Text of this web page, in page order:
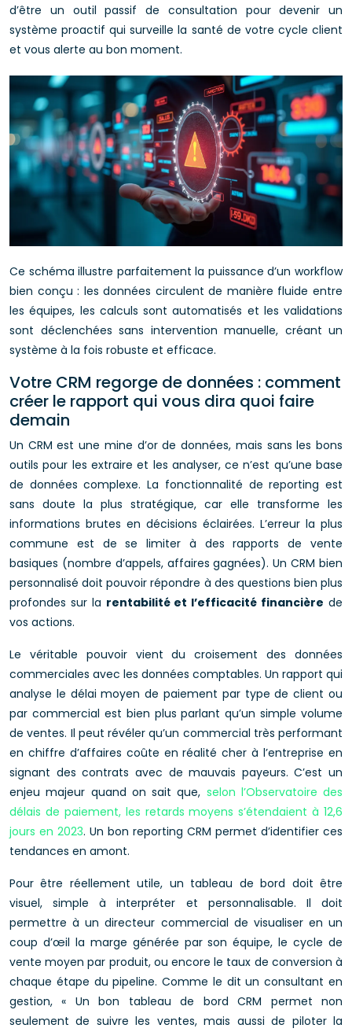
d’être un outil passif de consultation pour devenir un
système proactif qui surveille la santé de votre cycle client
et vous alerte au bon moment.
Ce schéma illustre parfaitement la puissance d’un workflow
bien conçu : les données circulent de manière fluide entre
les équipes, les calculs sont automatisés et les validations
sont déclenchées sans intervention manuelle, créant un
système à la fois robuste et efficace.
Votre CRM regorge de données : comment
créer le rapport qui vous dira quoi faire
demain
Un CRM est une mine d’or de données, mais sans les bons
outils pour les extraire et les analyser, ce n’est qu’une base
de données complexe. La fonctionnalité de reporting est
sans doute la plus stratégique, car elle transforme les
informations brutes en décisions éclairées. L’erreur la plus
commune est de se limiter à des rapports de vente
basiques (nombre d’appels, affaires gagnées). Un CRM bien
personnalisé doit pouvoir répondre à des questions bien plus
profondes sur la rentabilité et l’efficacité financière de
vos actions.
Le véritable pouvoir vient du croisement des données
commerciales avec les données comptables. Un rapport qui
analyse le délai moyen de paiement par type de client ou
par commercial est bien plus parlant qu’un simple volume
de ventes. Il peut révéler qu’un commercial très performant
en chiffre d’affaires coûte en réalité cher à l’entreprise en
signant des contrats avec de mauvais payeurs. C’est un
enjeu majeur quand on sait que, selon l’Observatoire des
délais de paiement, les retards moyens s’étendaient à 12,6
jours en 2023. Un bon reporting CRM permet d’identifier ces
tendances en amont.
Pour être réellement utile, un tableau de bord doit être
visuel, simple à interpréter et personnalisable. Il doit
permettre à un directeur commercial de visualiser en un
coup d’œil la marge générée par son équipe, le cycle de
vente moyen par produit, ou encore le taux de conversion à
chaque étape du pipeline. Comme le dit un consultant en
gestion, « Un bon tableau de bord CRM permet non
seulement de suivre les ventes, mais aussi de piloter la